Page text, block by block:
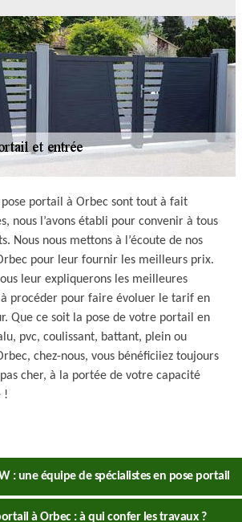
pose portail à Orbec sont tout à fait
nous l’avons établi pour convenir à tous
Nous nous mettons à l’écoute de nos
pour leur fournir les meilleurs prix.
leur expliquerons les meilleures
procéder pour faire évoluer le tarif en
Que ce soit la pose de votre portail en
pvc, coulissant, battant, plein ou
chez-nous, vous bénéficiiez toujours
cher, à la portée de votre capacité
!
: une équipe de spécialistes en pose portail
à Orbec : à qui confer les travaux ?